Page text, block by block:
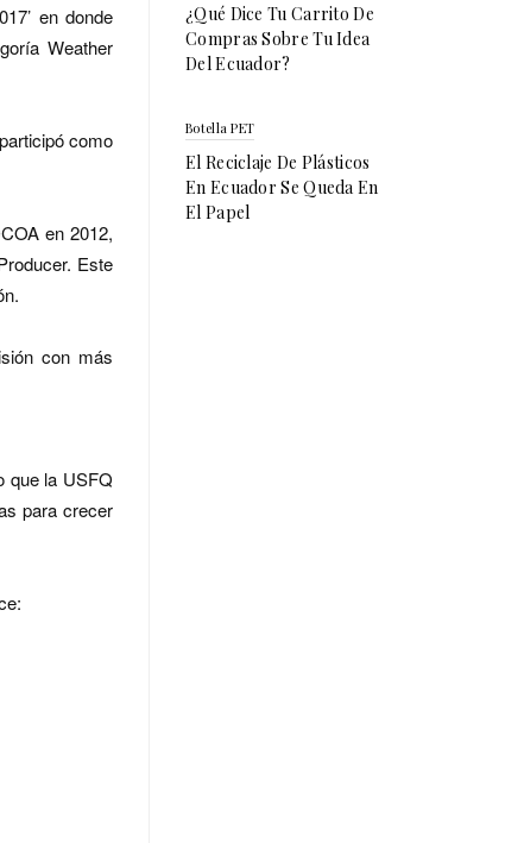
en donde
Weather
como
en 2012,
Este
con más
que la USFQ
para crecer
¿Qué Dice Tu Carrito De
Compras Sobre Tu Idea
Del Ecuador?
Botella PET
El Reciclaje De Plásticos
En Ecuador Se Queda En
El Papel